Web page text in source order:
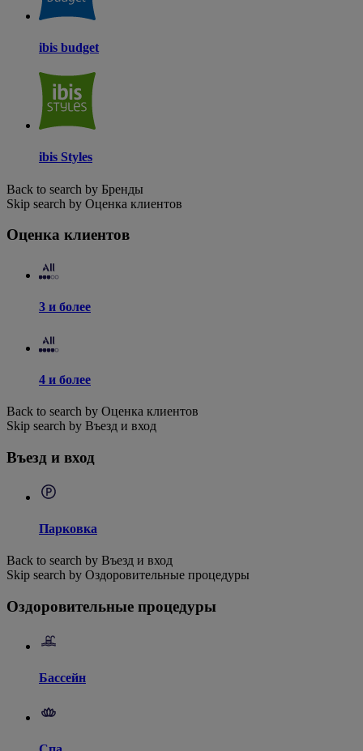
ibis budget
ibis Styles
Back to search by Бренды
Skip search by Оценка клиентов
Оценка клиентов
3 и более
4 и более
Back to search by Оценка клиентов
Skip search by Въезд и вход
Въезд и вход
Парковка
Back to search by Въезд и вход
Skip search by Оздоровительные процедуры
Оздоровительные процедуры
Бассейн